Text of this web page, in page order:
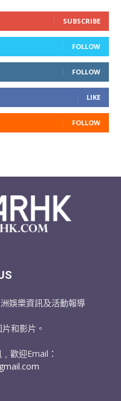
SUBSCRIBE
FOLLOW
FOLLOW
LIKE
FOLLOW
娛樂資訊及活動報導
和影片。
歡迎Email：